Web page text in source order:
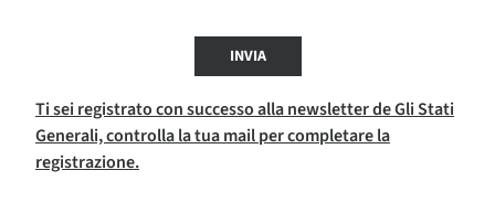
INVIA
Ti sei registrato con successo alla newsletter de Gli Stati
Generali, controlla la tua mail per completare la
registrazione.